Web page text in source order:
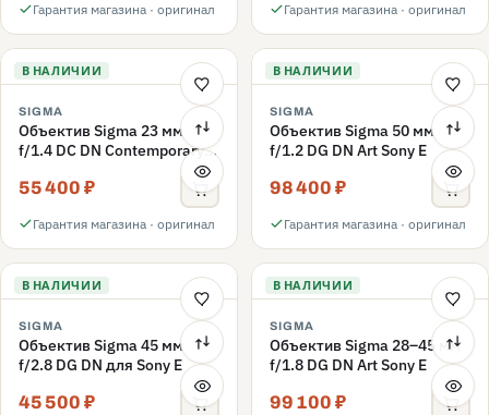
Гарантия магазина · оригинал Гарантия магазина · оригинал
В НАЛИЧИИ
SIGMA
Объектив Sigma 23 мм
f/1.4 DC DN Contemporary
55 400 ₽
Гарантия магазина · оригинал
В НАЛИЧИИ
SIGMA
Объектив Sigma 50 мм
f/1.2 DG DN Art Sony E
98 400 ₽
Гарантия магазина · оригинал
В НАЛИЧИИ
SIGMA
Объектив Sigma 45 мм
f/2.8 DG DN для Sony E
45 500 ₽
В НАЛИЧИИ
SIGMA
Объектив Sigma 28–45 мм
f/1.8 DG DN Art Sony E
99 100 ₽